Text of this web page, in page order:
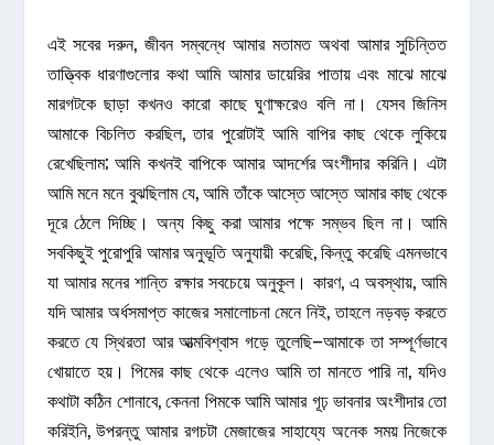
এই সবের দরুন, জীবন সম্বন্ধে আমার মতামত অথবা আমার সুচিন্তিত
তাত্ত্বিক ধারণাগুলোর কথা আমি আমার ডায়েরির পাতায় এবং মাঝে মাঝে
মারগটকে ছাড়া কখনও কারো কাছে ঘুণাক্ষরেও বলি না। যেসব জিনিস
আমাকে বিচলিত করছিল, তার পুরোটাই আমি বাপির কাছ থেকে লুকিয়ে
রেখেছিলাম; আমি কখনই বাপিকে আমার আদর্শের অংশীদার করিনি। এটা
আমি মনে মনে বুঝছিলাম যে, আমি তাঁকে আস্তে আস্তে আমার কাছ থেকে
দূরে ঠেলে দিচ্ছি। অন্য কিছু করা আমার পক্ষে সম্ভব ছিল না। আমি
সবকিছুই পুরোপুরি আমার অনুভূতি অনুযায়ী করেছি, কিন্তু করেছি এমনভাবে
যা আমার মনের শান্তি রক্ষার সবচেয়ে অনুকূল। কারণ, এ অবস্থায়, আমি
যদি আমার অর্ধসমাপ্ত কাজের সমালোচনা মেনে নিই, তাহলে নড়বড় করতে
করতে যে স্থিরতা আর আত্মবিশ্বাস গড়ে তুলেছি–আমাকে তা সম্পূর্ণভাবে
খোয়াতে হয়। পিমের কাছ থেকে এলেও আমি তা মানতে পারি না, যদিও
কথাটা কঠিন শোনাবে, কেননা পিমকে আমি আমার গূঢ় ভাবনার অংশীদার তো
করিইনি, উপরন্তু আমার রগচটা মেজাজের সাহায্যে অনেক সময় নিজেকে